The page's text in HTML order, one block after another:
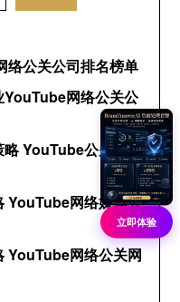
络公关公司排名榜单
网络公关公
YouTube公关网络
YouTube网络媒体公
YouTube网络公关网
立即体验